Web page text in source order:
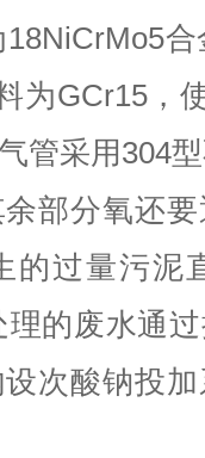
为GCr15，
管采用304
部分氧还
的过量污泥
的废水通
次酸钠投